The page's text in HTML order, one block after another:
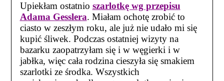
Upiekłam ostatnio szarlotkę wg przepisu
Adama Gesslera. Miałam ochotę zrobić to
ciasto w zeszłym roku, ale już nie udało mi się
kupić śliwek. Podczas ostatniej wizyty na
bazarku zaopatrzyłam się i w węgierki i w
jabłka, więc cała rodzina cieszyła się smakiem
szarlotki ze środka. Wszystkich